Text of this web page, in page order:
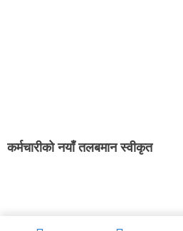
कर्मचारीको नयाँ तलबमान स्वीकृत